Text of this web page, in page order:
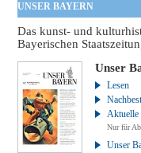
UNSER BAYERN
Das kunst- und
Bayerischen
Unser
Lesen
Aktuelle
Nur für
Unser